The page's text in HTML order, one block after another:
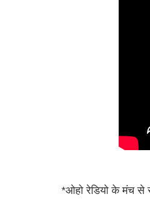
*ओहो रेडियो के मंच से